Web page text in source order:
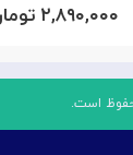
۲,۸۹۰,۰۰۰ تومان
است.